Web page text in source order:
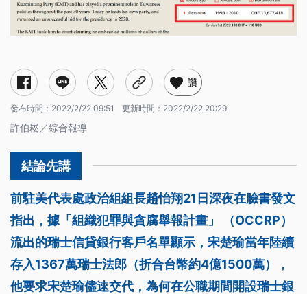
讚
發布時間： 2022/2/22 09:51 更新時間： 2022/2/22 20:29
許伯崧／綜合報導
前駐美代表處政治組組長趙怡翔21日深夜在臉書發文
指出，據「組織犯罪與貪腐舉報計畫」 （OCCRP）
流出的瑞士信貸銀行客戶名單顯示，宋楚瑜當年陸續
存入1367萬瑞士法郎（折合台幣約4億1500萬），
他要求宋楚瑜儘速交代，為何在公職期間開設瑞士銀